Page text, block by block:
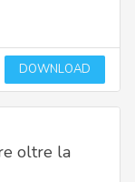
DOWNLOAD
oltre la